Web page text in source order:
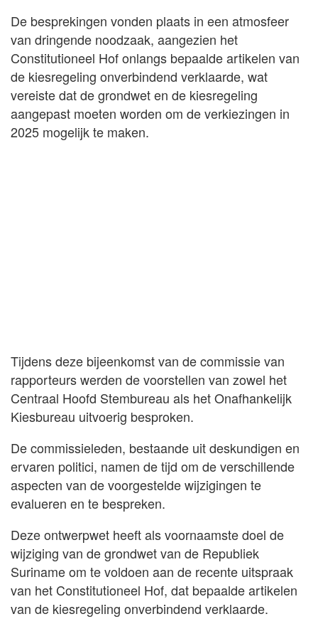
De besprekingen vonden plaats in een atmosfeer
van dringende noodzaak, aangezien het
Constitutioneel Hof onlangs bepaalde artikelen van
de kiesregeling onverbindend verklaarde, wat
vereiste dat de grondwet en de kiesregeling
aangepast moeten worden om de verkiezingen in
2025 mogelijk te maken.
Tijdens deze bijeenkomst van de commissie van
rapporteurs werden de voorstellen van zowel het
Centraal Hoofd Stembureau als het Onafhankelijk
Kiesbureau uitvoerig besproken.
De commissieleden, bestaande uit deskundigen en
ervaren politici, namen de tijd om de verschillende
aspecten van de voorgestelde wijzigingen te
evalueren en te bespreken.
Deze ontwerpwet heeft als voornaamste doel de
wijziging van de grondwet van de Republiek
Suriname om te voldoen aan de recente uitspraak
van het Constitutioneel Hof, dat bepaalde artikelen
van de kiesregeling onverbindend verklaarde.